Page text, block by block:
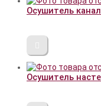
Осушитель
Осушитель